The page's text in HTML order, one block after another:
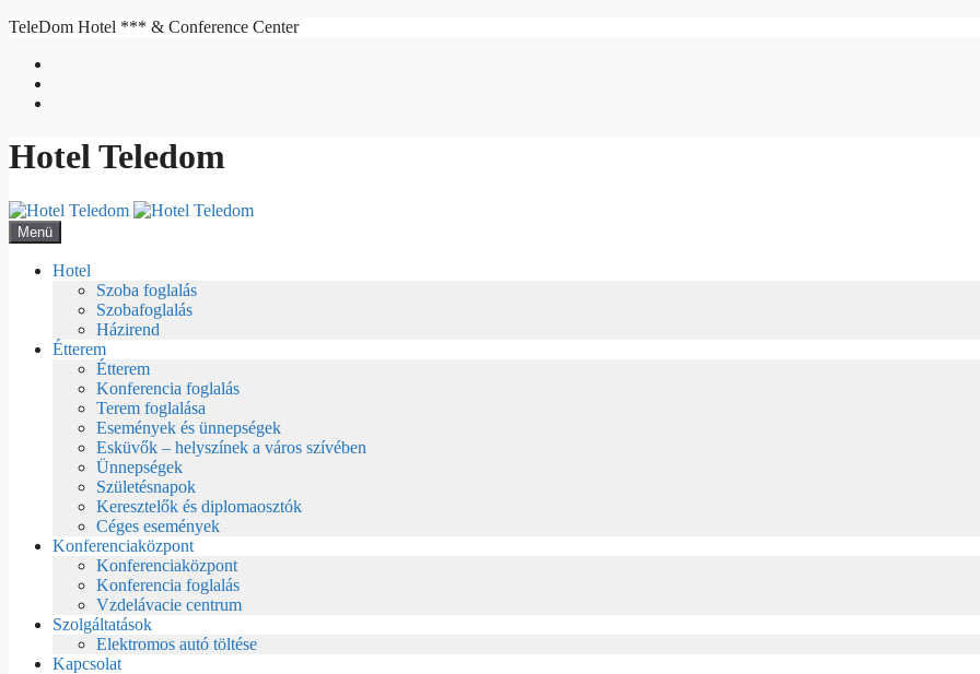
Kilépés
tartalomba
TeleDom Hotel *** & Conference Center
Hotel Teledom
Menü
Hotel
Szoba foglalás
Szobafoglalás
Házirend
Étterem
Étterem
Konferencia foglalás
Terem foglalása
Események és ünnepségek
Esküvők – helyszínek a város szívében
Ünnepségek
Születésnapok
Keresztelők és diplomaosztók
Céges események
Konferenciaközpont
Konferenciaközpont
Konferencia foglalás
Vzdelávacie centrum
Szolgáltatások
Elektromos autó töltése
Kapcsolat